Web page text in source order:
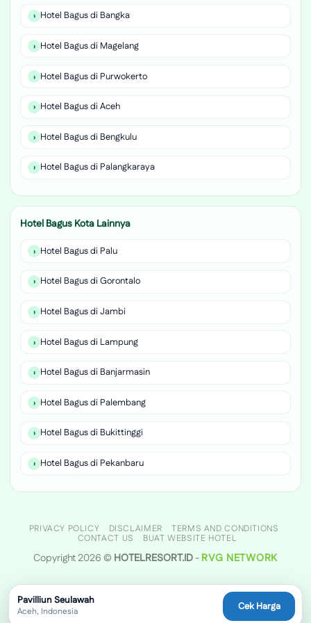
Pavilliun Seulawah
Aceh, Indonesia Cek Harga
Hotel Bagus di Bangka
Hotel Bagus di Magelang
Hotel Bagus di Purwokerto
Hotel Bagus di Aceh
Hotel Bagus di Bengkulu
Hotel Bagus di Palangkaraya
Hotel Bagus Kota Lainnya
Hotel Bagus di Palu
Hotel Bagus di Gorontalo
Hotel Bagus di Jambi
Hotel Bagus di Lampung
Hotel Bagus di Banjarmasin
Hotel Bagus di Palembang
Hotel Bagus di Bukittinggi
Hotel Bagus di Pekanbaru
PRIVACY POLICY DISCLAIMER
TERMS AND CONDITIONS
CONTACT US
BUAT WEBSITE HOTEL
Copyright 2026 © HOTELRESORT.ID- RVG NETWORK